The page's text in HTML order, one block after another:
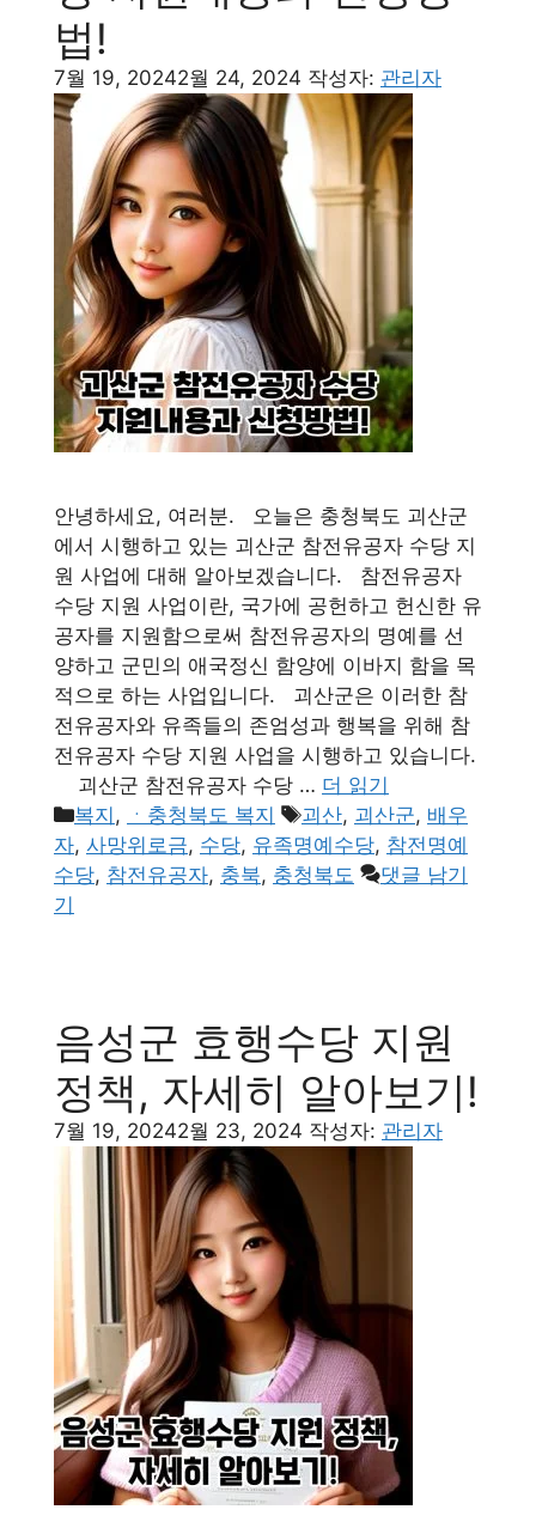
법!
7월 19, 20242월 24, 2024 작성자: 관리자
안녕하세요, 여러분. 오늘은 충청북도 괴산군
에서 시행하고 있는 괴산군 참전유공자 수당 지
원 사업에 대해 알아보겠습니다. 참전유공자
수당 지원 사업이란, 국가에 공헌하고 헌신한 유
공자를 지원함으로써 참전유공자의 명예를 선
양하고 군민의 애국정신 함양에 이바지 함을 목
적으로 하는 사업입니다. 괴산군은 이러한 참
전유공자와 유족들의 존엄성과 행복을 위해 참
전유공자 수당 지원 사업을 시행하고 있습니다.
괴산군 참전유공자 수당 … 더 읽기
카
테
고
복지 , ㆍ충청북도 복지
태
그
괴산, 괴산군, 배우
자, 사망위로금, 수당, 유족명예수당, 참전명예
수당, 참전유공자, 충북, 충청북도
댓글 남기
기
음성군 효행수당 지원
정책, 자세히 알아보기!
7월 19, 20242월 23, 2024 작성자: 관리자